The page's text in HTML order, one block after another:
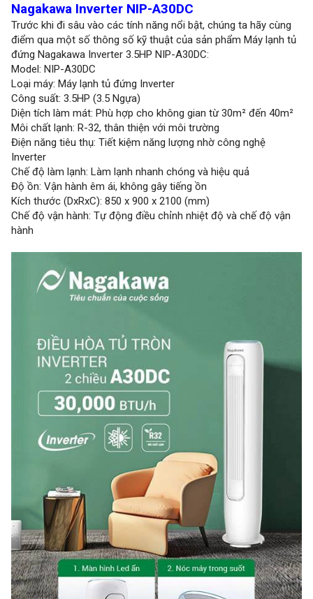
Nagakawa Inverter NIP-A30DC
Trước khi đi sâu vào các tính năng nổi bật, chúng ta hãy cùng
điểm qua một số thông số kỹ thuật của sản phẩm Máy lạnh tủ
đứng Nagakawa Inverter 3.5HP NIP-A30DC:
Model: NIP-A30DC
Loại máy: Máy lạnh tủ đứng Inverter
Công suất: 3.5HP (3.5 Ngựa)
Diện tích làm mát: Phù hợp cho không gian từ 30m² đến 40m²
Môi chất lạnh: R-32, thân thiện với môi trường
Điện năng tiêu thụ: Tiết kiệm năng lượng nhờ công nghệ
Inverter
Chế độ làm lạnh: Làm lạnh nhanh chóng và hiệu quả
Độ ồn: Vận hành êm ái, không gây tiếng ồn
Kích thước (DxRxC): 850 x 900 x 2100 (mm)
Chế độ vận hành: Tự động điều chỉnh nhiệt độ và chế độ vận
hành